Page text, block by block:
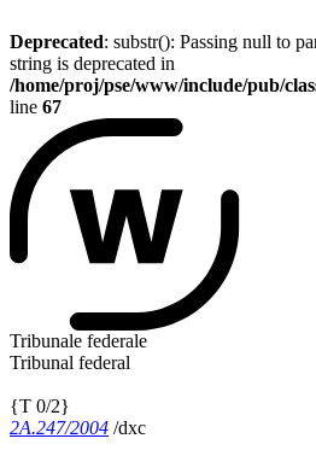
Deprecated: substr(): Passing null to
string is deprecated in
/home/proj/pse/www/include/pub/
line 67
Tribunale federale
Tribunal federal
{T 0/2}
2A.247/2004 /dxc